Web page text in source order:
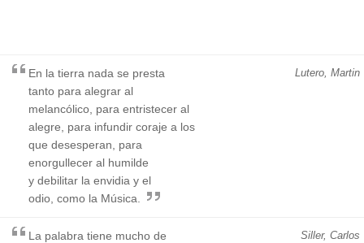
Lutero, Martin
En la tierra nada se presta
tanto para alegrar al
melancólico, para entristecer al
alegre, para infundir coraje a los
que desesperan, para
enorgullecer al humilde
y debilitar la envidia y el
odio, como la Música.
Siller, Carlos
La palabra tiene mucho de